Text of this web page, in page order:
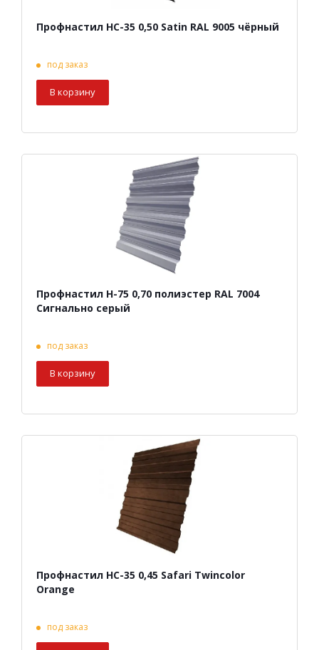
Профнастил НС-35 0,50 Satin RAL 9005 чёрный
под заказ
В корзину
Профнастил Н-75 0,70 полиэстер RAL 7004
Сигнально серый
под заказ
В корзину
Профнастил НС-35 0,45 Safari Twincolor
Orange
под заказ